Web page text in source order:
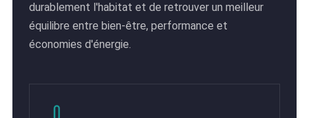
durablement l'habitat et de retrouver un meilleur
équilibre entre bien-être, performance et
économies d'énergie.